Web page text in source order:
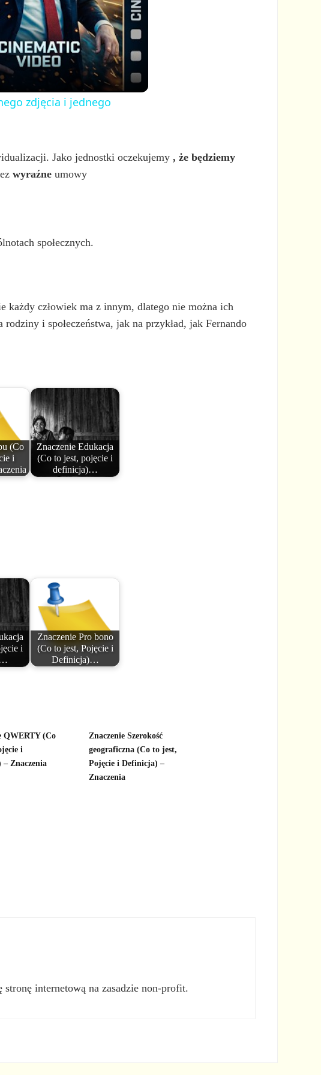
zdjęcia i jednego
Jako jednostki oczekujemy, że będziemy
wyraźne umowy
społecznych.
człowiek ma z innym, dlatego nie można ich
i społeczeństwa, jak na przykład, jak Fernando
(Co
i
Znaczenie Edukacja
(Co to jest, pojęcie i
definicja)…
i
Znaczenie Pro bono
(Co to jest, Pojęcie i
Definicja)…
QWERTY (Co
i
Znaczenia
Znaczenie Szerokość
geograficzna (Co to jest,
Pojęcie i Definicja) –
Znaczenia
internetową na zasadzie non-profit.